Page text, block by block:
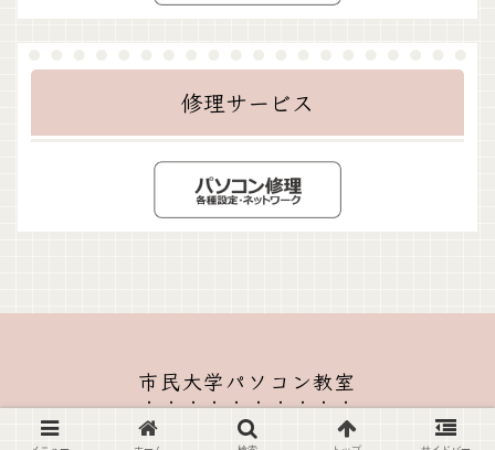
修理サービス
市民大学パソコン教室
© 2020-2026 市民大学パソコン教室.